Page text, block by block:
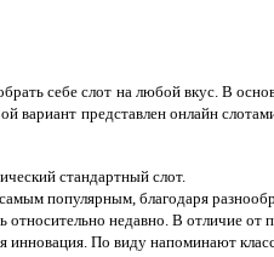
себе слот на любой вкус. В
вариант представлен онлайн
стандартный слот.
самым популярным, благодаря
относительно недавно. В отличие
инновация. По виду напоминают